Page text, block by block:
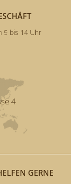
9 bis 14 Uhr
4
GERNE